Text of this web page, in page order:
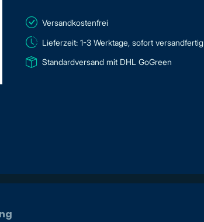
Versandkostenfrei
Lieferzeit: 1-3 Werktage, sofort versandfertig
Standardversand mit DHL GoGreen